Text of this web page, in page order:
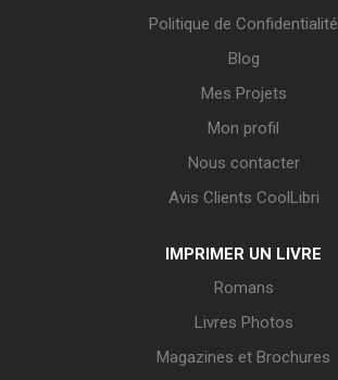
Politique de Confidentialité
Blog
Mes Projets
Mon profil
Nous contacter
Avis Clients CoolLibri
IMPRIMER UN LIVRE
Romans
Livres Photos
Magazines et Brochures